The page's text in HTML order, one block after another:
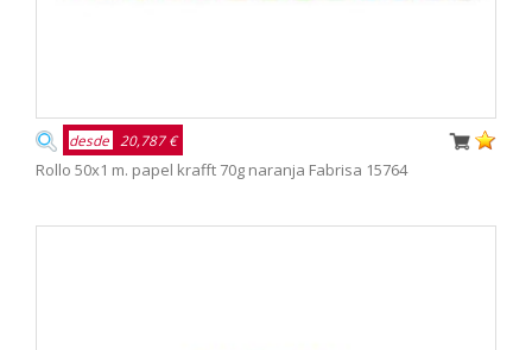
desde 20,787 €
Rollo 50x1 m. papel krafft 70g naranja Fabrisa 15764